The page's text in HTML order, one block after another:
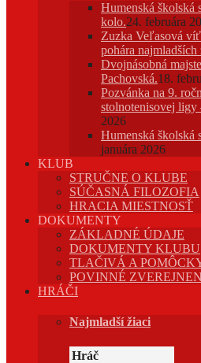
Humenská školská
kolo.24. februára
Zuzka Veľasová
pohára najmladších
Dvojnásobná
Pachovská.18.
Pozvánka na 9.
stolnotenisovej ligy
2026
Humenská školská
januára 2026
KLUB
STRUČNE O KLUBE
SÚČASNÁ FILOZOFIA
HRACIA MIESTNOSŤ
DOKUMENTY
ZÁKLADNÉ ÚDAJE
DOKUMENTY KLUBU
TLAČIVÁ A
POVINNÉ
HRÁČI
Najmladší žiaci
Hráč